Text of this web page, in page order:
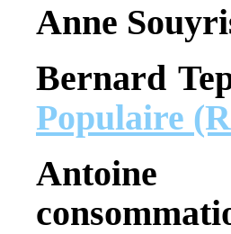
Anne
Bernard
Populaire